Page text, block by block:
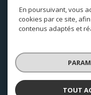
En poursuivant, vous
cookies par ce site,
contenus adaptés et
TOUT